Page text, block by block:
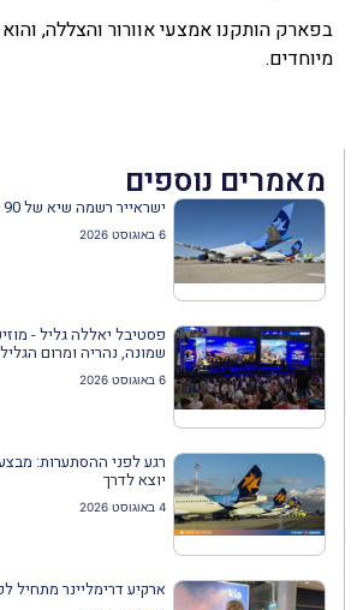
בפארק הותקנו אמצעי אוורור והצללה,
מיוחדים.
מאמרים נוספים
ישראייר רשמה שיא של 90 טיסות ביום אחד
6 באוגוסט 2026
פסטיבל יאללה גליל -
שמונה, נהריה ומרום הגליל
6 באוגוסט 2026
רגע לפני ההסתערות:
יוצא לדרך
4 באוגוסט 2026
ארקיע דרימליינר מתחיל